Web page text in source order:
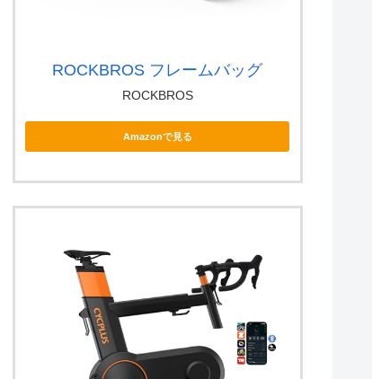
ROCKBROS フレームバッグ
ROCKBROS
Amazonで見る